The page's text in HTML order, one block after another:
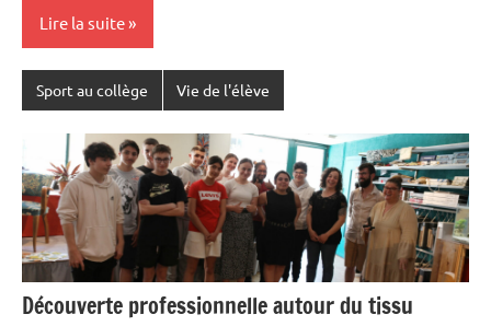
Lire la suite
Sport au collège Vie de l'élève
Découverte professionnelle autour du tissu